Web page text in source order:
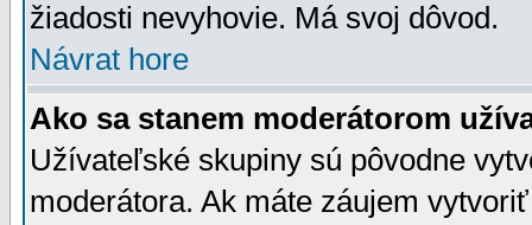
žiadosti nevyhovie. Má svoj dôvod.
Návrat hore
Ako sa stanem moderátorom
Užívateľské skupiny sú pôvodne
moderátora. Ak máte záujem